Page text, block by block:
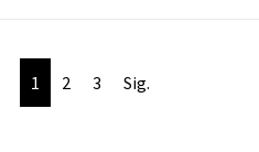
1 2 3 Sig.